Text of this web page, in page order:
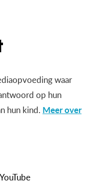
waar
op hun
hun kind. Meer over
YouTube